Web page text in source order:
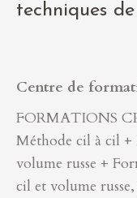
techniques
Centre de
FORMATIONS
Méthode cil à cil +
volume russe +
cil et volume